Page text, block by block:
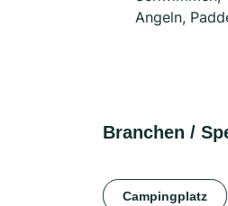
Angeln,
Branchen /
Campingplatz